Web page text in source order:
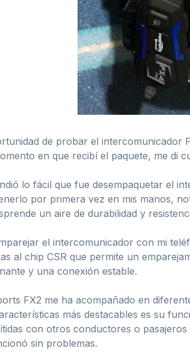
de probar el intercomunicador
en que recibí el paquete, me di
lo fácil que fue desempaquetar el
por primera vez en mis manos,
un aire de durabilidad y
el intercomunicador con mi
al chip CSR que permite un
y una conexión estable.
FX2 me ha acompañado en
más destacables es su
con otros conductores o
sin problemas.